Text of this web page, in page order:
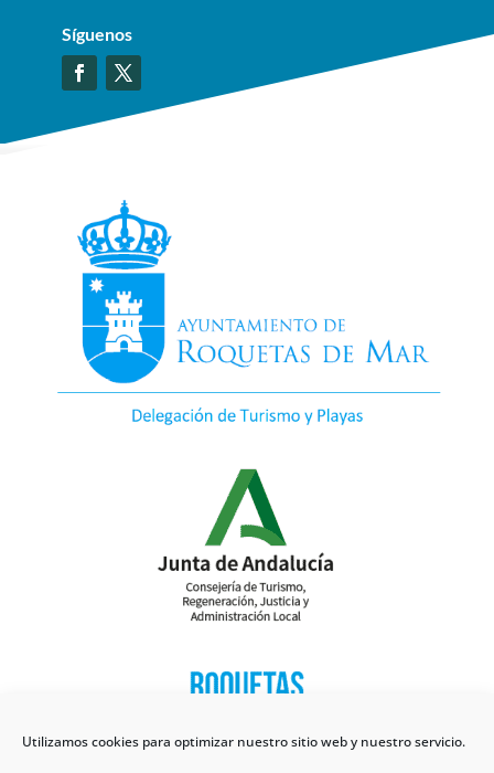
Utilizamos cookies para optimizar nuestro sitio web y nuestro servicio.
Síguenos